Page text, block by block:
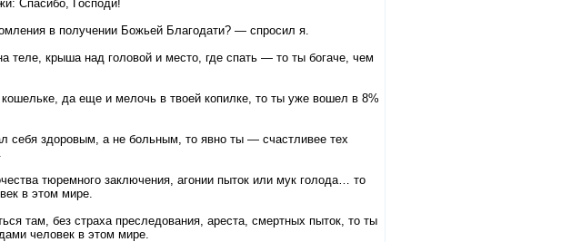
Спасибо, Господи!
в получении Божьей Благодати? — спросил я.
теле, крыша над головой и место, где спать — то ты богаче, чем
да еще и мелочь в твоей копилке, то ты уже вошел в 8%
себя здоровым, а не больным, то явно ты — счастливее тех
тюремного заключения, агонии пыток или мук голода… то
в этом мире.
там, без страха преследования, ареста, смертных пыток, то ты
человек в этом мире.